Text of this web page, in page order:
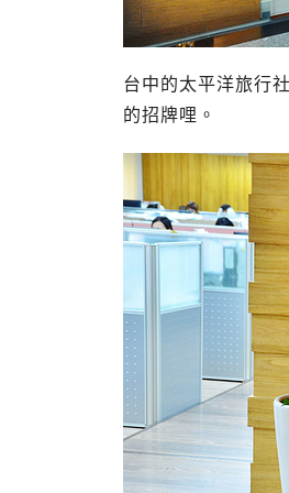
台中的太平洋旅行
的招牌哩。